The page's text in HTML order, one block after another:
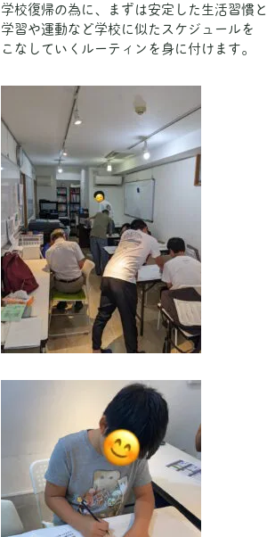
学校復帰の為に、まずは安定した生活習慣と
学習や運動など学校に似たスケジュールを
こなしていくルーティンを身に付けます。